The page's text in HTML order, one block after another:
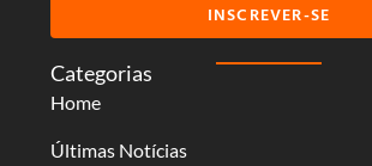
Categorias
Home
Últimas Notícias
INSCREVER-SE